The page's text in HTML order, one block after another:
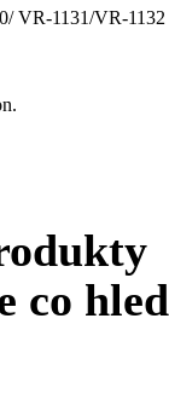
VR-1131/VR-1132
co